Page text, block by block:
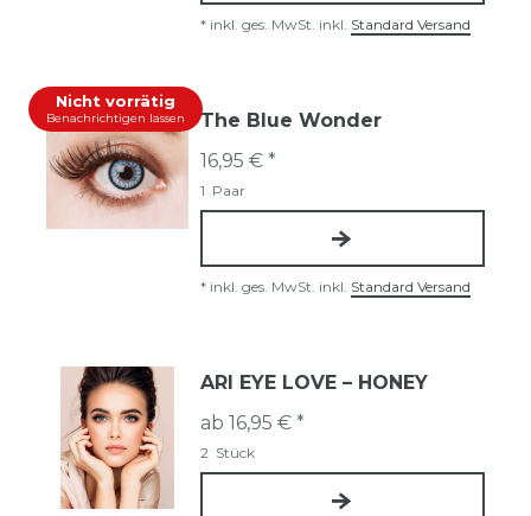
* inkl. ges. MwSt. inkl. Standard Versand
Nicht vorrätig
Benachrichtigen lassen
The Blue Wonder
16,95 € *
1 Paar
* inkl. ges. MwSt. inkl. Standard Versand
ARI EYE LOVE – HONEY
ab 16,95 € *
2 Stück